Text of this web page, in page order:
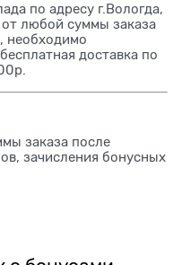
по адресу г.Вологда,
любой суммы заказа
необходимо
доставка по
заказа после
зачисления бонусных